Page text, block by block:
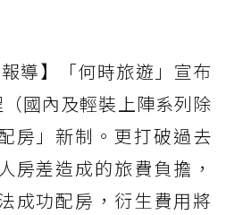
導】「何時旅遊」宣布
國內及輕裝上陣系列除
房」新制。更打破過去
房差造成的旅費負擔，
成功配房，衍生費用將